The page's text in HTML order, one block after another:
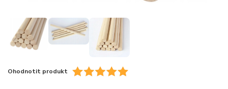
Ohodnotit produkt